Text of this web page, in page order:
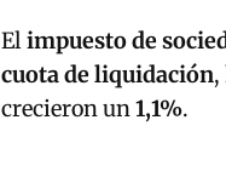
Elimpuesto de
cuota de liquidación,
crecieron un1,1%.